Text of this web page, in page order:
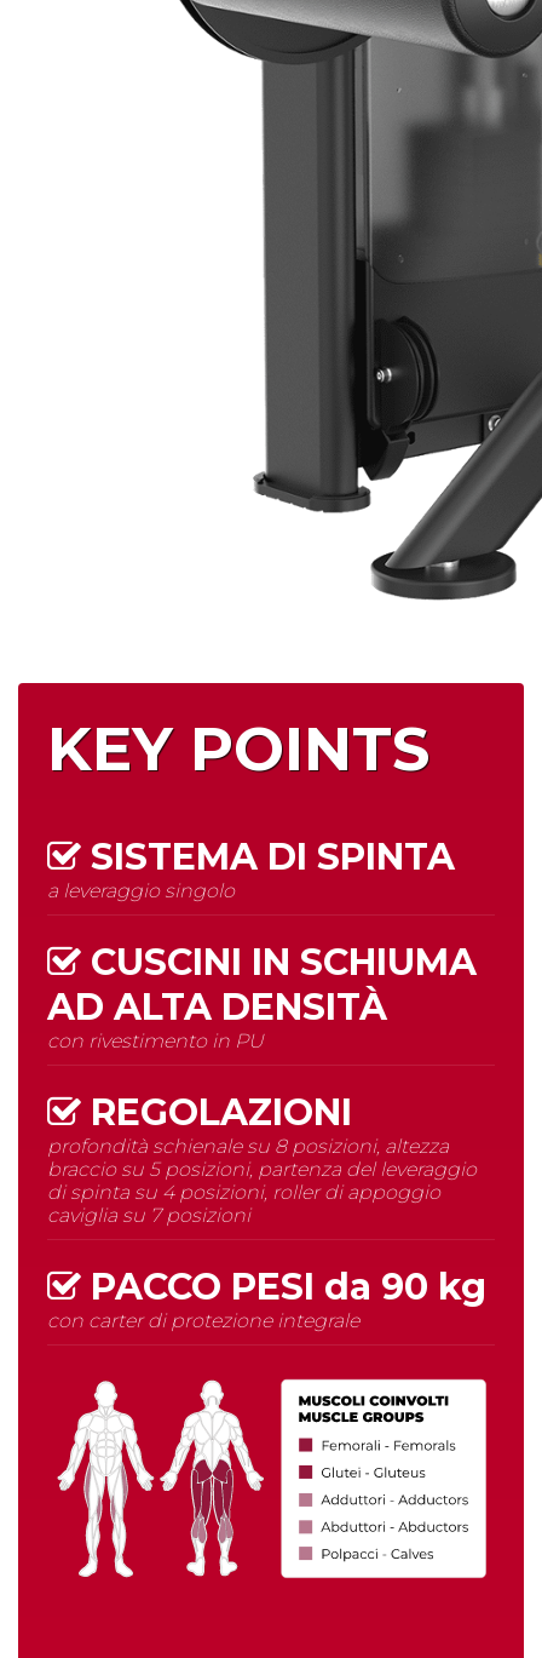
KEY POINTS
SISTEMA DI SPINTA
a leveraggio singolo
CUSCINI IN SCHIUMA
AD ALTA DENSITÀ
con rivestimento in PU
REGOLAZIONI
profondità schienale su 8 posizioni, altezza
braccio su 5 posizioni, partenza del leveraggio
di spinta su 4 posizioni, roller di appoggio
caviglia su 7 posizioni
PACCO PESI da 90 kg
con carter di protezione integrale